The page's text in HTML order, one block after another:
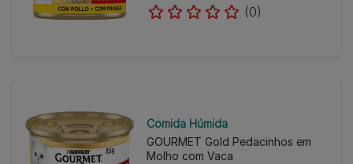
(0)
Comida Húmida
GOURMET Gold Pedacinhos em
Molho com Vaca